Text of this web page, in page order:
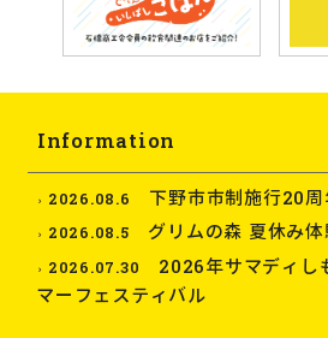
Information
2026.08.6 下野市市制施行20
2026.08.5 グリムの森 夏休み体
2026.07.30
2026年サマディし
マーフェスティバル